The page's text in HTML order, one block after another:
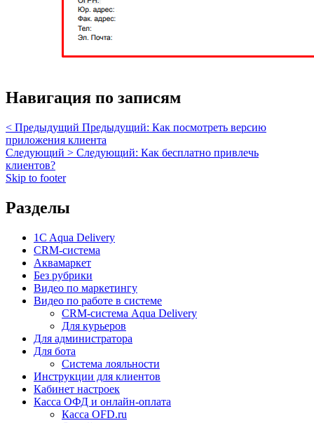
Навигация по записям
< Предыдущий Предыдущий: Как посмотреть версию
приложения клиента
Следующий > Следующий: Как бесплатно привлечь
клиентов?
Skip to footer
Разделы
1C Aqua Delivery
CRM-система
Аквамаркет
Без рубрики
Видео по маркетингу
Видео по работе в системе
CRM-система Aqua Delivery
Для курьеров
Для администратора
Для бота
Система лояльности
Инструкции для клиентов
Кабинет настроек
Касса ОФД и онлайн-оплата
Касса OFD.ru